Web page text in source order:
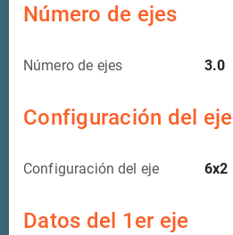
Número de ejes
Número de ejes 3.0
Configuración del eje
Configuración del eje 6x2
Datos del 1er eje